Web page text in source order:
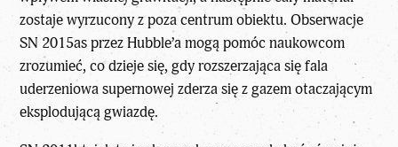
zostaje wyrzucony z poza centrum obiektu. Obserwacje
SN 2015as przez Hubble’a mogą pomóc naukowcom
zrozumieć, co dzieje się, gdy rozszerzająca się fala
uderzeniowa supernowej zderza się z gazem otaczającym
eksplodującą gwiazdę.